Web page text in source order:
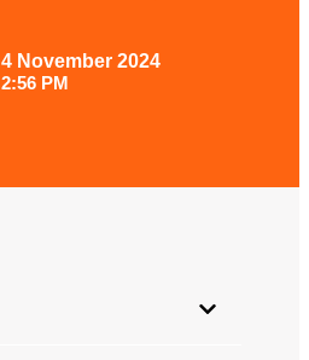
4 November 2024
2:56 PM